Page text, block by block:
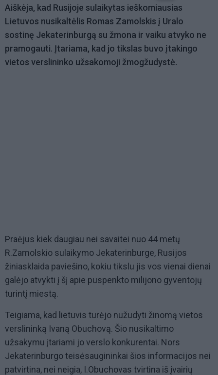
Aiškėja, kad Rusijoje sulaikytas ieškomiausias
Lietuvos nusikaltėlis Romas Zamolskis į Uralo
sostinę Jekaterinburgą su žmona ir vaiku atvyko ne
pramogauti. Įtariama, kad jo tikslas buvo įtakingo
vietos verslininko užsakomoji žmogžudystė.
Praėjus kiek daugiau nei savaitei nuo 44 metų
R.Zamolskio sulaikymo Jekaterinburge, Rusijos
žiniasklaida paviešino, kokiu tikslu jis vos vienai dienai
galėjo atvykti į šį apie puspenkto milijono gyventojų
turintį miestą.
Teigiama, kad lietuvis turėjo nužudyti žinomą vietos
verslininką Ivaną Obuchovą. Šio nusikaltimo
užsakymu įtariami jo verslo konkurentai. Nors
Jekaterinburgo teisėsaugininkai šios informacijos nei
patvirtina, nei neigia, I.Obuchovas tvirtina iš įvairių